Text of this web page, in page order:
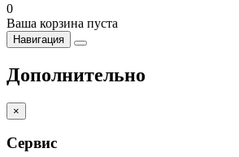
0
Ваша корзина пуста
Навигация
Дополнительно
×
Сервис